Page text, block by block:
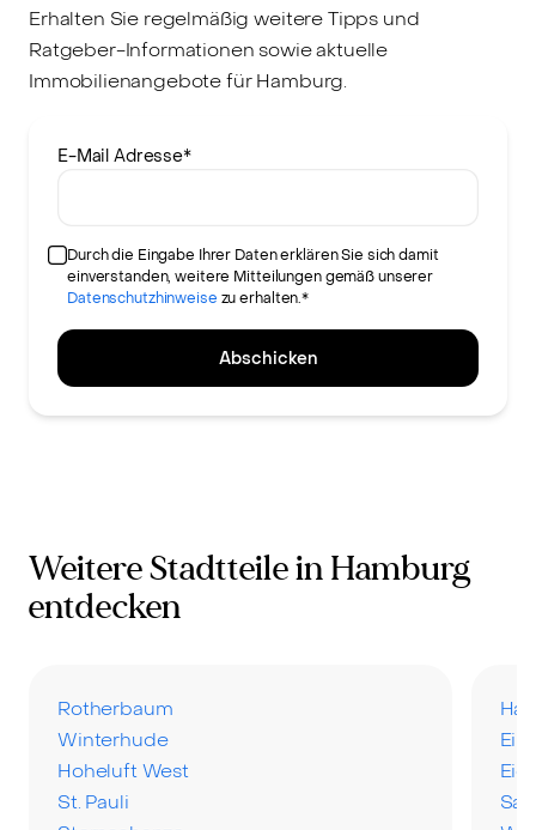
Erhalten Sie regelmäßig weitere Tipps und
Ratgeber-Informationen sowie aktuelle
Immobilienangebote für Hamburg.
E-Mail Adresse*
Durch die Eingabe Ihrer Daten erklären Sie sich damit
einverstanden, weitere Mitteilungen gemäß unserer
Datenschutzhinweise zu erhalten.*
Abschicken
Weitere Stadtteile in Hamburg
entdecken
Rotherbaum
Winterhude
Hoheluft West
St. Pauli